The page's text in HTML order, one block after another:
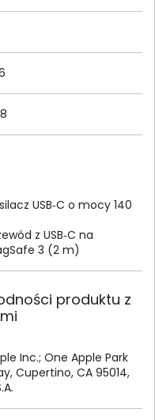
USB‑C o mocy 140
z USB‑C na
3 (2 m)
produktu z
Inc.; One Apple Park
Cupertino, CA 95014,